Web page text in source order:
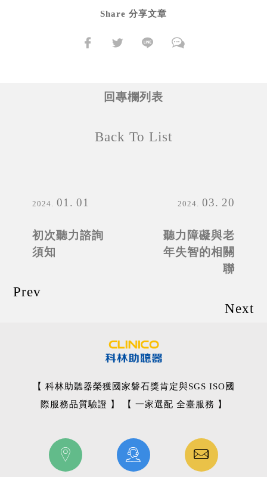
Share 分享文章
2024 01 01
初次聽力諮詢
須知
Prev
回專欄列表
Back To List
2024 03 20
聽力障礙與老
年失智的相關
聯
Next
【 科林助聽器榮獲國家磐石獎肯定與SGS ISO國
際服務品質驗證 】 【 一家選配 全臺服務 】